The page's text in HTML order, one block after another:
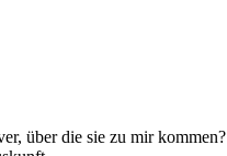
über die sie zu mir kommen?